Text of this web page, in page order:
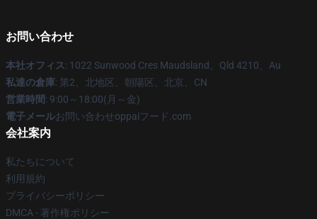
お問い合わせ
本社オフィス: 1022 Sunwood Cres Maudsland、Qld 4210、Au
私達の倉庫: 第2、北地区、朝陽区、北京、CN
営業時間: 9:00～18:00(月～金)
電子メールお問い合わせoppaiフード.com
会社案内
私たちについて
利用規約
プライバシーポリシー
DMCA - 著作権ポリシー